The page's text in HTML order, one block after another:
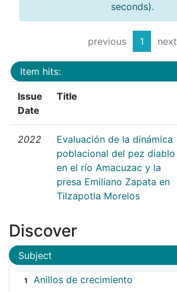
seconds).
previous 1 next
Item hits:
Issue
Date
Title
2022
Evaluación de la dinámica
poblacional del pez diablo
en el río Amacuzac y la
presa Emiliano Zapata en
Tilzapotla Morelos
Discover
Subject
1 Anillos de crecimiento